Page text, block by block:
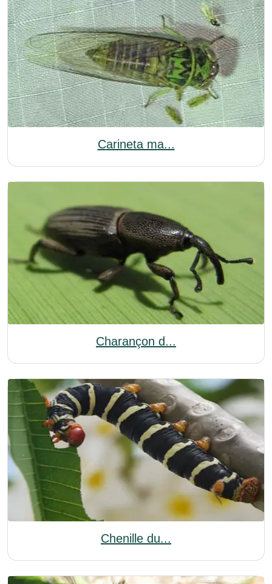
Carineta ma...
Charançon d...
Chenille du...